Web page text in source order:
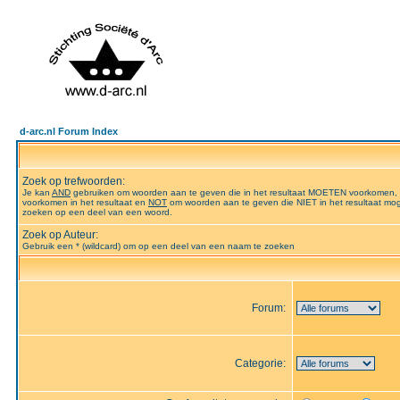
d-arc.nl Forum Index
Zoek op trefwoorden:
Je kan AND gebruiken om woorden aan te geven die in het resultaat MOETEN voorkomen,
voorkomen in het resultaat en NOT om woorden aan te geven die NIET in het resultaat
zoeken op een deel van een woord.
Zoek op Auteur:
Gebruik een * (wildcard) om op een deel van een naam te zoeken
Forum:
Categorie: